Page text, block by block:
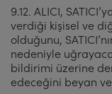
9.12. ALICI,
verdiği kişisel ve
olduğunu,
nedeniyle
bildirimi üzerine
edeceğini beyan